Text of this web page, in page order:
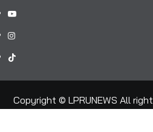
youtube
instagram
tiktok
Copyright © LPRUNEWS All